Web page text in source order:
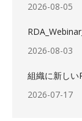
2026-08-05
2026-08-03
組織に新しい
2026-07-17